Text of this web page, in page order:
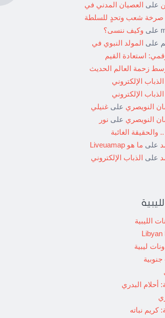
على العصيان المدني في
صرخة شعب وتحدٍ للسلطة
على وكيف ننسى؟
على المولد النبوي في
استعادة القيم
زحمة العالم الحديث
الذباب الإلكتروني
الذباب الإلكتروني
النويصري على غنيلي
النويصري على نور
والحقيقة الغائبة
على ما هو Liveuamap
على الذباب الإلكتروني
الليبية
Libyan
ليبية
أحلام البدري
كريم نباته